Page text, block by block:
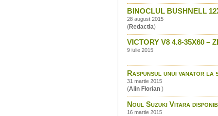
BINOCLUL BUSHNELL
28 august 2015
(Redactia)
VICTORY V8 4.8-35X60 –
9 iulie 2015
Raspunsul unui vanator la
31 martie 2015
(Alin Florian )
Noul Suzuki Vitara
16 martie 2015